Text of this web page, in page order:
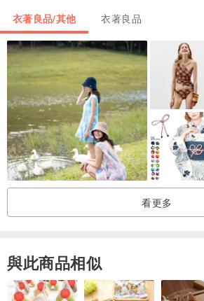
肋骨長度：60厘米
直徑：100厘米
全長：32厘米（存儲時）/ 66厘米（使用時）
重量：約340g
類型：平紋正面/條紋背面
8骨頭/手開口
衣著良品/其他 衣著良品
看更多
與此商品相似